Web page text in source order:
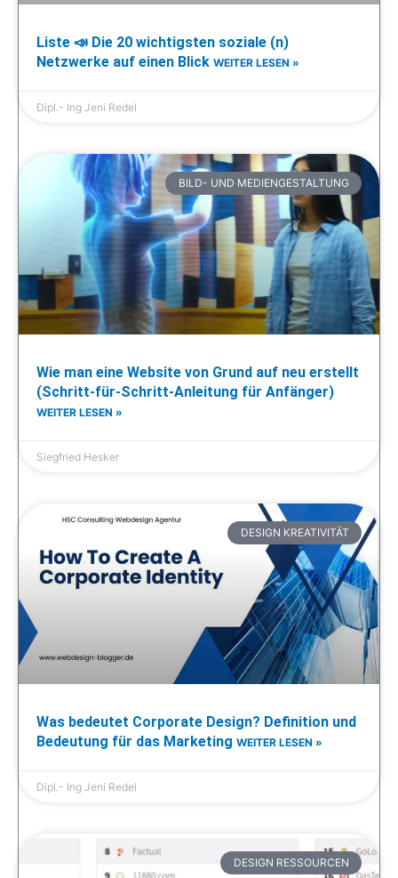
Liste 📣 Die 20 wichtigsten soziale (n)
Netzwerke auf einen Blick WEITER LESEN »
Dipl.- Ing Jeni Redel
BILD- UND MEDIENGESTALTUNG
Wie man eine Website von Grund auf neu erstellt
(Schritt-für-Schritt-Anleitung für Anfänger)
WEITER LESEN »
Siegfried Hesker
DESIGN KREATIVITÄT
Was bedeutet Corporate Design? Definition und
Bedeutung für das Marketing WEITER LESEN »
Dipl.- Ing Jeni Redel
DESIGN RESSOURCEN